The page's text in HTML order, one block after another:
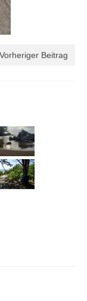
Vorheriger Beitrag